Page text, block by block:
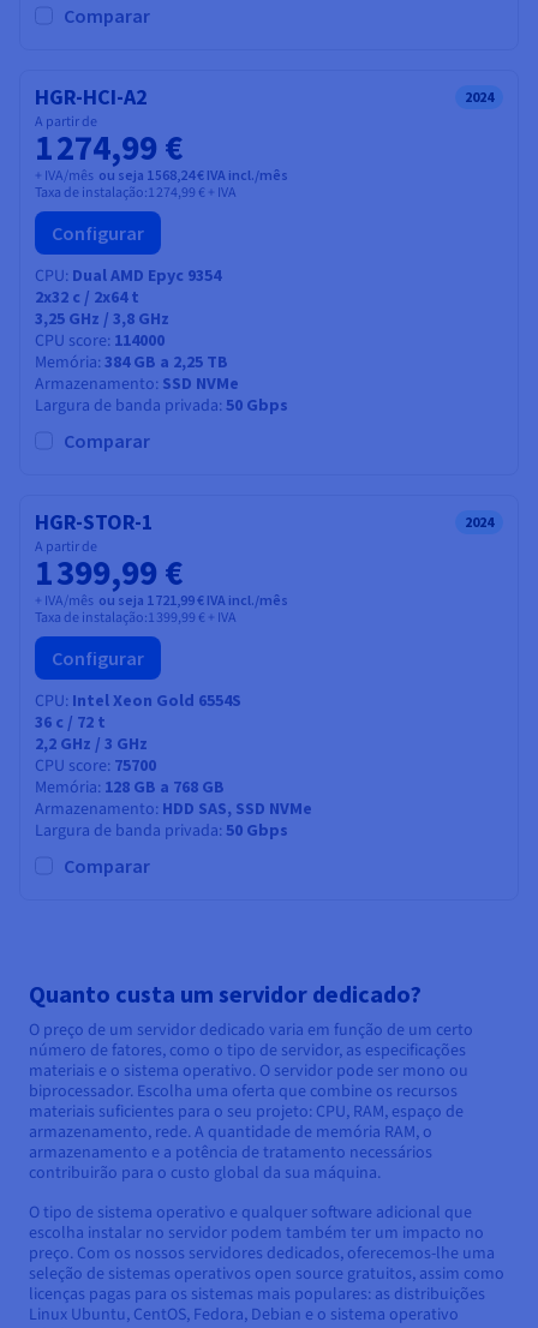
Comparar
HGR-HCI-A2 2024
A partir de
1 274,99 €
+ IVA/mês ou seja 1 568,24 € IVA incl./mês
Taxa de instalação:1 274,99 € + IVA
Configurar
CPU Dual AMD Epyc 9354
2x32 c / 2x64t
3,25 GHz / 3,8 GHz
CPU score 114000
Memória 384 GB a 2,25 TB
Armazenamento SSD NVMe
Largura de banda privada 50 Gbps
Comparar
HGR-STOR-1 2024
A partir de
1 399,99 €
+ IVA/mês ou seja 1 721,99 € IVA incl./mês
Taxa de instalação:1 399,99 € + IVA
Configurar
CPU Intel Xeon Gold 6554S
36 c / 72 t
2,2 GHz / 3 GHz
CPU score 75700
Memória 128 GB a 768 GB
Armazenamento HDD SAS, SSD NVMe
Largura de banda privada 50 Gbps
Comparar
Quanto custa um servidor dedicado?
O preço de um servidor dedicado varia em função de um certo
número de fatores, como o tipo de servidor, as especificações
materiais e o sistema operativo. O servidor pode ser mono ou
biprocessador. Escolha uma oferta que combine os recursos
materiais suficientes para o seu projeto: CPU, RAM, espaço de
armazenamento, rede. A quantidade de memória RAM, o
armazenamento e a potência de tratamento necessários
contribuirão para o custo global da sua máquina.
O tipo de sistema operativo e qualquer software adicional que
escolha instalar no servidor podem também ter um impacto no
preço. Com os nossos servidores dedicados, oferecemos-lhe uma
seleção de sistemas operativos open source gratuitos, assim como
licenças pagas para os sistemas mais populares: as distribuições
Linux Ubuntu, CentOS, Fedora, Debian e o sistema operativo